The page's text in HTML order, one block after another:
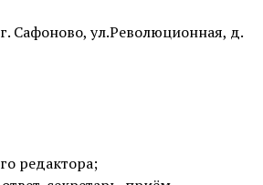
Сафоново, ул.Революционная, д.
редактора;